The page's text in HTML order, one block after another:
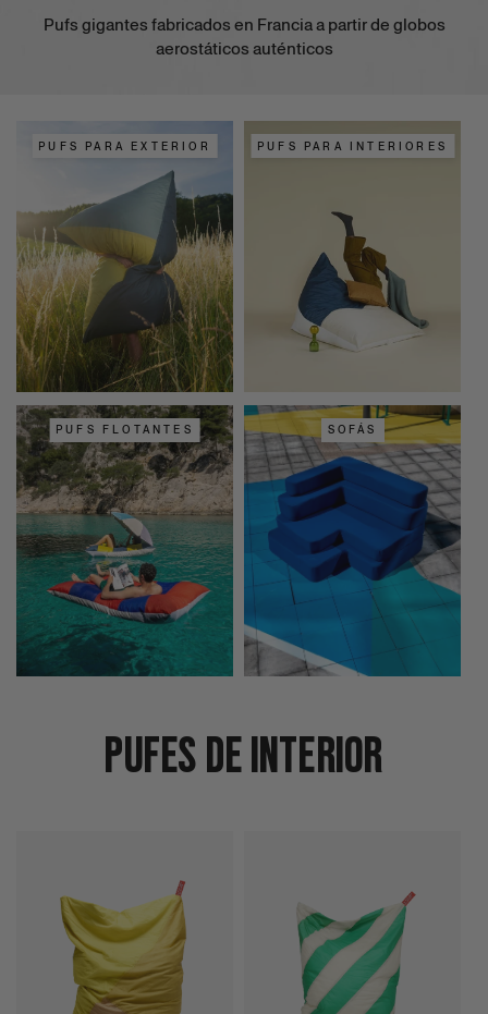
Pufs gigantes fabricados en Francia a partir de globos
aerostáticos auténticos
PUFS PARA EXTERIOR PUFS PARA INTERIORES
PUFS FLOTANTES SOFÁS
Pufes de interior